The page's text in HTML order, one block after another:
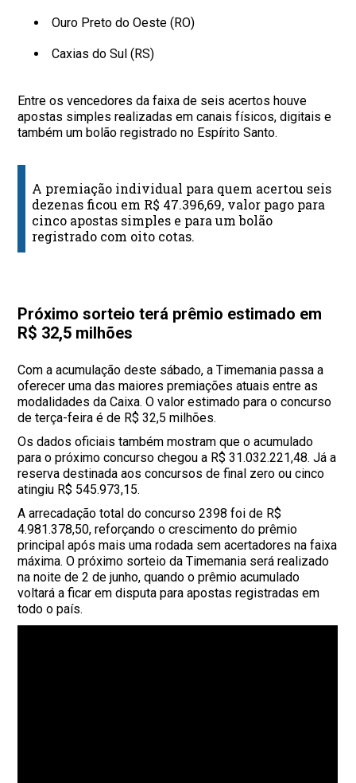
Ouro Preto do Oeste (RO)
Caxias do Sul (RS)
Entre os vencedores da faixa de seis acertos houve
apostas simples realizadas em canais físicos, digitais e
também um bolão registrado no Espírito Santo.
A premiação individual para quem acertou seis
dezenas ficou em R$ 47.396,69, valor pago para
cinco apostas simples e para um bolão
registrado com oito cotas.
Próximo sorteio terá prêmio estimado em
R$ 32,5 milhões
Com a acumulação deste sábado, a Timemania passa a
oferecer uma das maiores premiações atuais entre as
modalidades da Caixa. O valor estimado para o concurso
de terça-feira é de R$ 32,5 milhões.
Os dados oficiais também mostram que o acumulado
para o próximo concurso chegou a R$ 31.032.221,48. Já a
reserva destinada aos concursos de final zero ou cinco
atingiu R$ 545.973,15.
A arrecadação total do concurso 2398 foi de R$
4.981.378,50, reforçando o crescimento do prêmio
principal após mais uma rodada sem acertadores na faixa
máxima. O próximo sorteio da Timemania será realizado
na noite de 2 de junho, quando o prêmio acumulado
voltará a ficar em disputa para apostas registradas em
todo o país.